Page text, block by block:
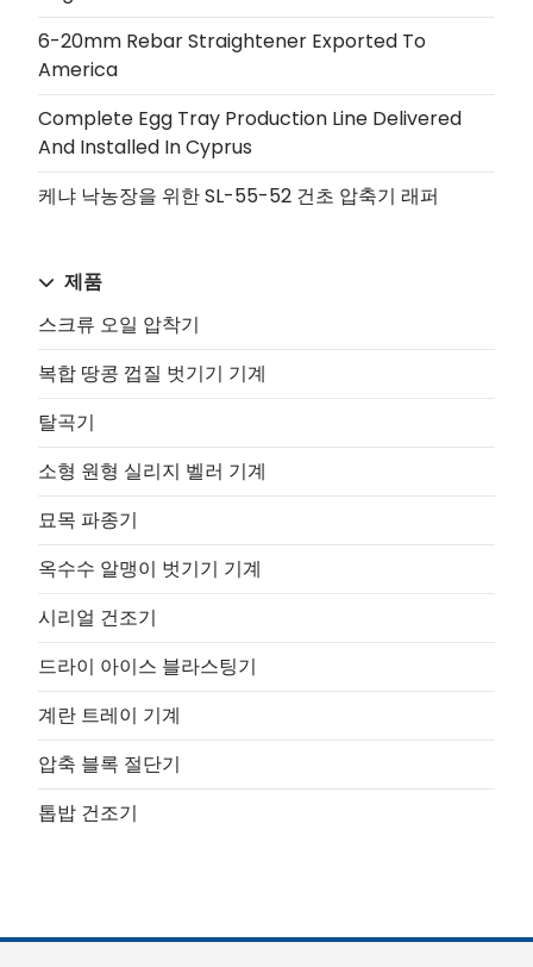
6-20mm Rebar Straightener Exported To
America
Complete Egg Tray Production Line Delivered
And Installed In Cyprus
케냐 낙농장을 위한 SL-55-52 건초 압축기 래퍼
제품
스크류 오일 압착기
복합 땅콩 껍질 벗기기 기계
탈곡기
소형 원형 실리지 벨러 기계
묘목 파종기
옥수수 알맹이 벗기기 기계
시리얼 건조기
드라이 아이스 블라스팅기
계란 트레이 기계
압축 블록 절단기
톱밥 건조기